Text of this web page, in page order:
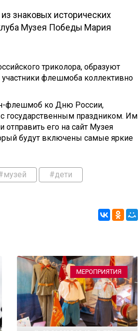
знаковых исторических
Музея Победы Мария
триколора, образуют
участники флешмоба коллективно
флешмоб ко Дню России,
государственным праздником. Им
его на сайт Музея
будут включены самые яркие
#дети
МЕРОПРИЯТИЯ